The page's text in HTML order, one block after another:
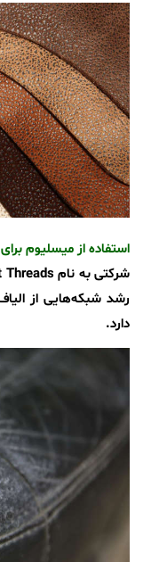
استفاده از میسلیوم
رشد شبکه‌هایی از
دارد.